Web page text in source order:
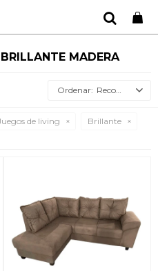
MADERA
Recomendados
de living
Brillante